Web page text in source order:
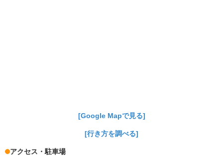
[Google Mapで見る]
[行き方を調べる]
アクセス・駐車場